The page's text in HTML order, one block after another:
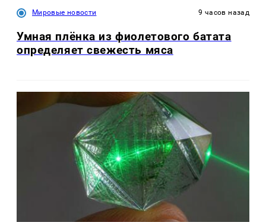
Мировые новости 9 часов назад
Умная плёнка из фиолетового батата
определяет свежесть мяса